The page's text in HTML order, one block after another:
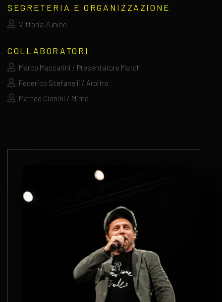
SEGRETERIA E ORGANIZZAZIONE
Vittoria Zunino
COLLABORATORI
Marco Maccarini / Presentatore Match
Federico Stefanelli / Arbitro
Matteo Cionini / Mimo